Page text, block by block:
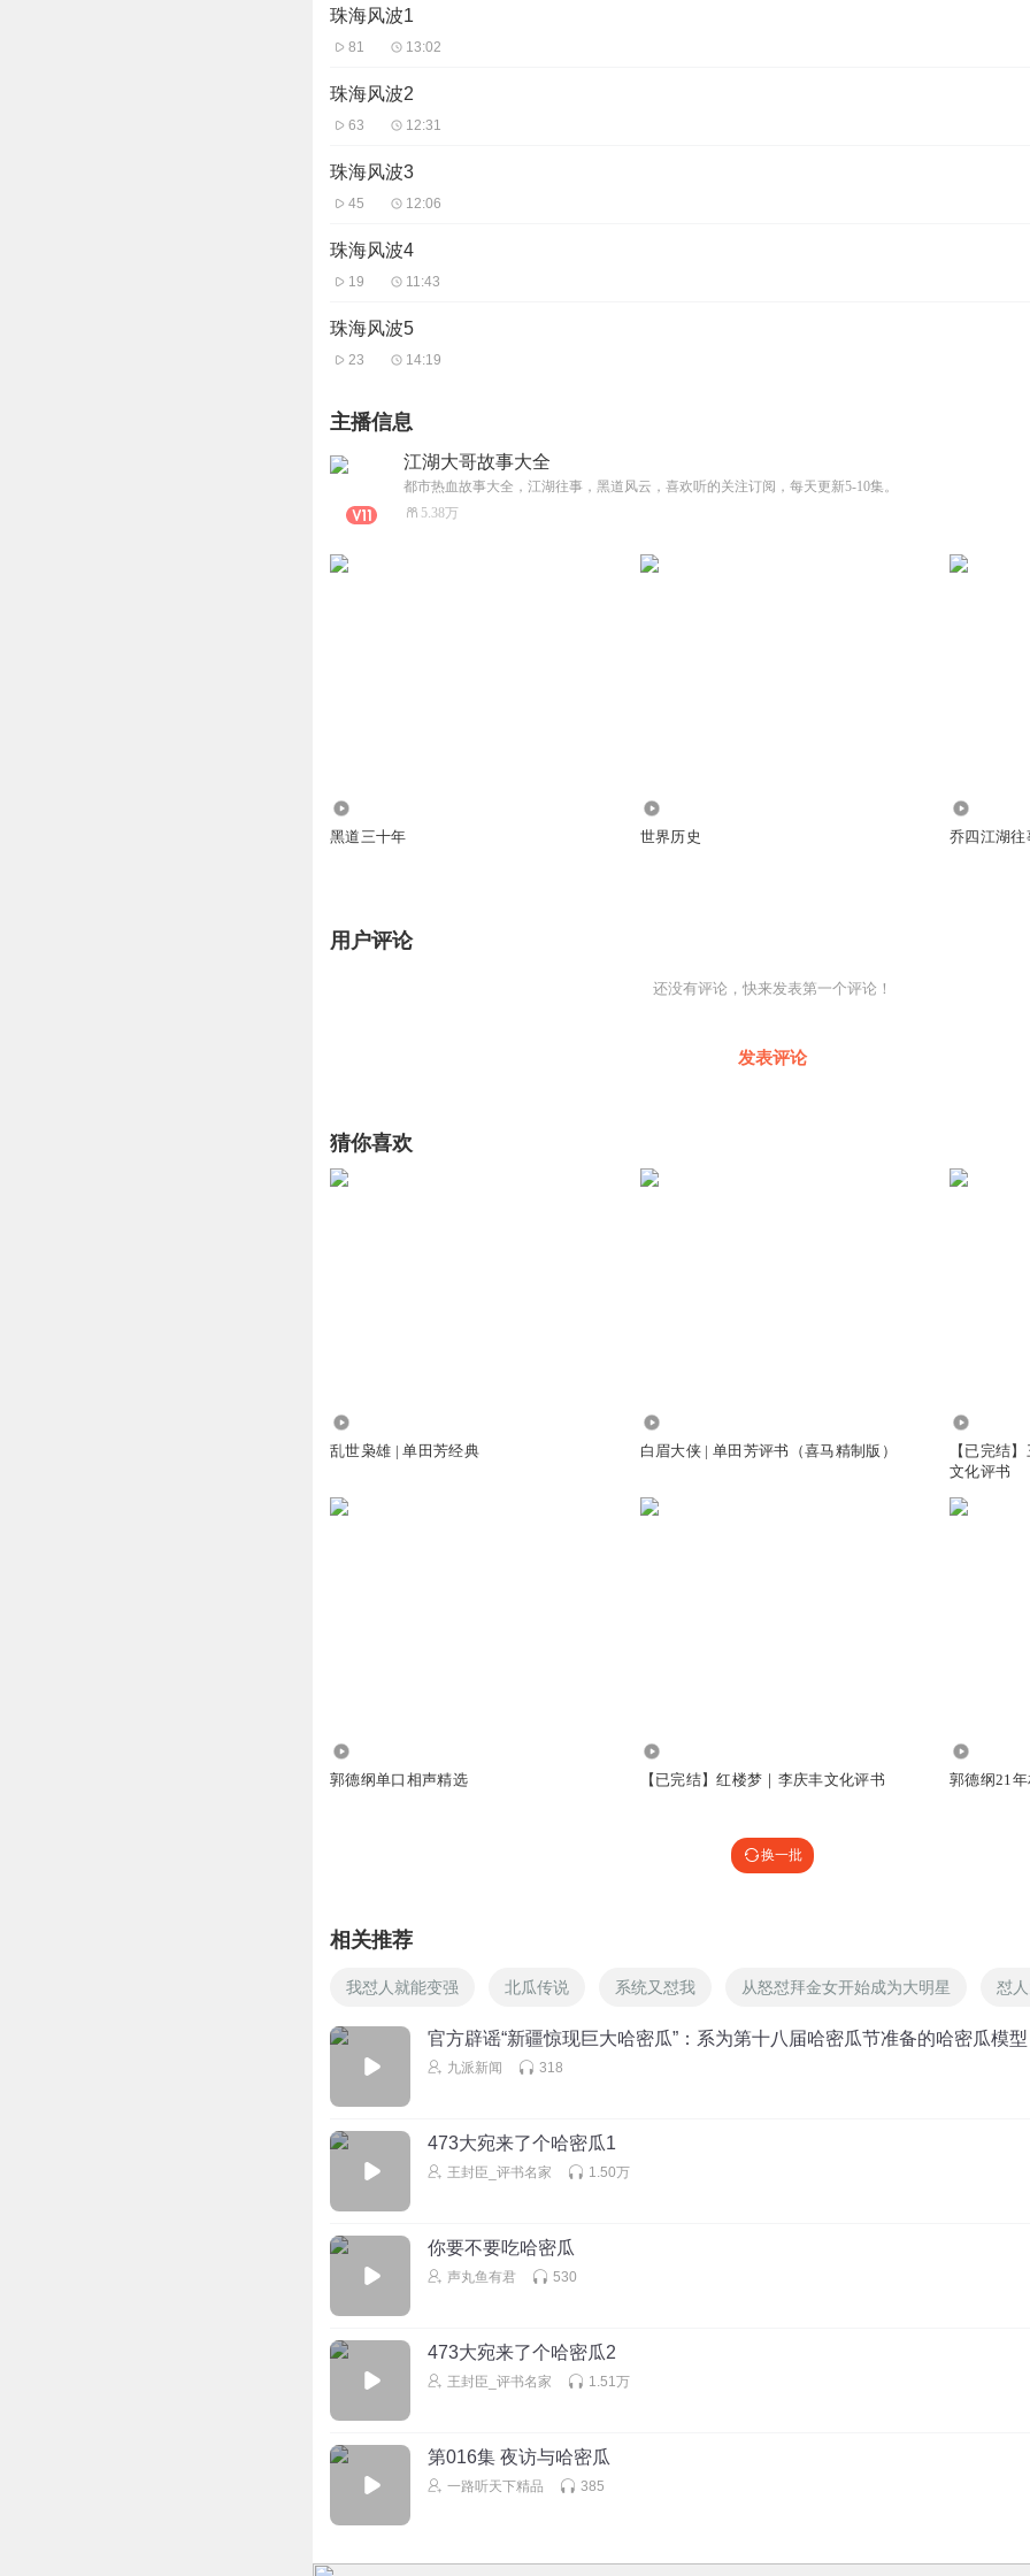
珠海风波1
81 13:02
珠海风波2
63 12:31
珠海风波3
45 12:06
珠海风波4
19 11:43
珠海风波5
23 14:19
主播信息
江湖大哥故事大全
都市热血故事大全，江湖往事，黑道风云，喜欢听的关注订阅，每天更新5-10集。
5.38万
黑道三十年 世界历史 乔四江湖往
用户评论
还没有评论，快来发表第一个评论！
发表评论
猜你喜欢
乱世枭雄 | 单田芳经典 白眉大侠 | 单田芳评书（喜马精制版）
【已完结
文化评书
郭德纲单口相声精选 【已完结】红楼梦｜李庆丰文化评书 郭德纲21
换一批
相关推荐
我怼人就能变强 北瓜传说 系统又怼我 从怒怼拜金女开始成为大明星 怼
官方辟谣“新疆惊现巨大哈密瓜”：系为第十八届哈密瓜节准备的哈密瓜模型
九派新闻 318
473大宛来了个哈密瓜1
王封臣_评书名家 1.50万
你要不要吃哈密瓜
声丸鱼有君 530
473大宛来了个哈密瓜2
王封臣_评书名家 1.51万
第016集 夜访与哈密瓜
一路听天下精品 385